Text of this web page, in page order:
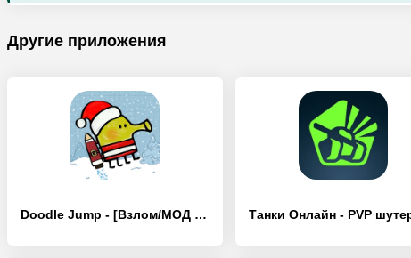
Другие приложения
Doodle Jump - [Взлом/МОД Все открыто]